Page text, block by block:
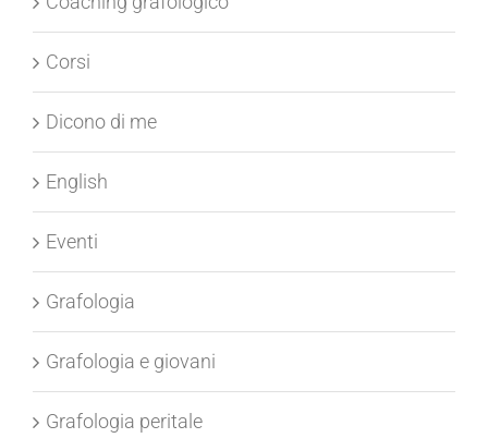
Coaching grafologico
Corsi
Dicono di me
English
Eventi
Grafologia
Grafologia e giovani